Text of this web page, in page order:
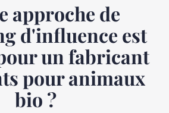
approche de
d'influence est
un fabricant
pour animaux
bio ?